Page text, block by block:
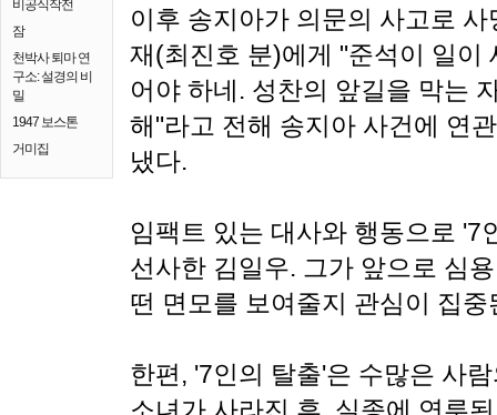
비공식작전
잠
천박사 퇴마 연
구소: 설경의 비
밀
1947 보스톤
거미집
이후 송지아가 의문의 사고로
재(최진호 분)에게 "준석이 일이
어야 하네. 성찬의 앞길을 막는
해"라고 전해 송지아 사건에 연
냈다.
임팩트 있는 대사와 행동으로 '7
선사한 김일우. 그가 앞으로 심
떤 면모를 보여줄지 관심이 집중
한편, '7인의 탈출'은 수많은 사